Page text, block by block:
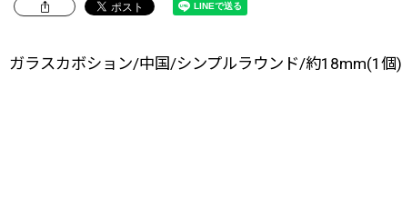
ガラスカボション/中国/シンプルラウンド/約18mm(1個)